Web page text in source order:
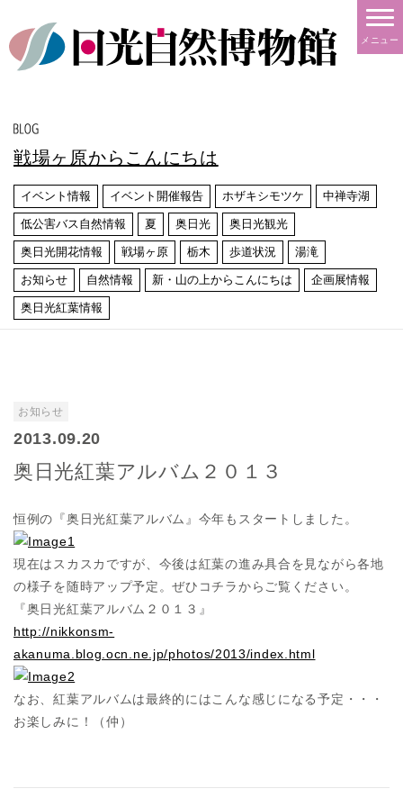
メニュー
戦場ヶ原からこんにちは
イベント情報 イベント開催報告 ホザキシモツケ 中禅寺湖
低公害バス自然情報 夏 奥日光 奥日光観光
奥日光開花情報 戦場ヶ原 栃木 歩道状況 湯滝
お知らせ 自然情報 新・山の上からこんにちは 企画展情報
奥日光紅葉情報
お知らせ
2013.09.20
奥日光紅葉アルバム２０１３
恒例の『奥日光紅葉アルバム』今年もスタートしました。
現在はスカスカですが、今後は紅葉の進み具合を見ながら各地
の様子を随時アップ予定。ぜひコチラからご覧ください。
『奥日光紅葉アルバム２０１３』
http://nikkonsm-
akanuma.blog.ocn.ne.jp/photos/2013/index.html
なお、紅葉アルバムは最終的にはこんな感じになる予定・・・
お楽しみに！（仲）